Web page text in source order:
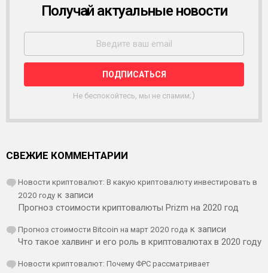
С
Ы
Л
К
Получай актуальные новости
Не беспокойтесь, мы не спамим;)
СВЕЖИЕ КОММЕНТАРИИ
Новости криптовалют: В какую криптовалюту инвестировать в
2020 году к записи
Прогноз стоимости криптовалюты Prizm на 2020 год
Прогноз стоимости Bitcoin на март 2020 года к записи
Что такое халвинг и его роль в криптовалютах в 2020 году
Новости криптовалют: Почему ФРС рассматривает